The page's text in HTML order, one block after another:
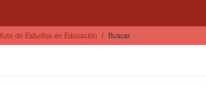
de Estudios en Educación Buscar